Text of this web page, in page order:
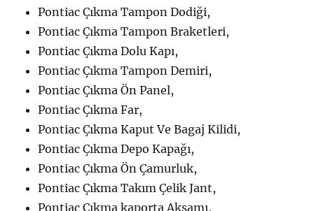
Pontiac Çıkma Tampon Dodiği,
Pontiac Çıkma Tampon Braketleri,
Pontiac Çıkma Dolu Kapı,
Pontiac Çıkma Tampon Demiri,
Pontiac Çıkma Ön Panel,
Pontiac Çıkma Far,
Pontiac Çıkma Kaput Ve Bagaj Kilidi,
Pontiac Çıkma Depo Kapağı,
Pontiac Çıkma Ön Çamurluk,
Pontiac Çıkma Takım Çelik Jant,
Pontiac Çıkma kaporta Aksamı,